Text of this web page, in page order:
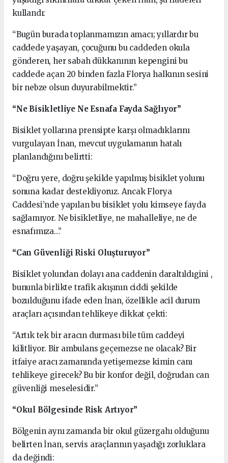
kullandı:
“Bugün burada toplanmamızın amacı; yıllardır bu
caddede yaşayan, çocuğunu bu caddeden okula
gönderen, her sabah dükkanının kepengini bu
caddede açan 20 binden fazla Florya halkının sesini
bir nebze olsun duyurabilmektir.”
“Ne Bisikletliye Ne Esnafa Fayda Sağlıyor”
Bisiklet yollarına prensipte karşı olmadıklarını
vurgulayan İnan, mevcut uygulamanın hatalı
planlandığını belirtti:
“Doğru yere, doğru şekilde yapılmış bisiklet yolunu
sonuna kadar destekliyoruz. Ancak Florya
Caddesi’nde yapılan bu bisiklet yolu kimseye fayda
sağlamıyor. Ne bisikletliye, ne mahalleliye, ne de
esnafımıza…”
“Can Güvenliği Riski Oluşturuyor”
Bisiklet yolundan dolayı ana caddenin daraltıldıgini ,
bununla birlikte trafik akışının ciddi şekilde
bozulduğunu ifade eden İnan, özellikle acil durum
araçları açısından tehlikeye dikkat çekti:
“Artık tek bir aracın durması bile tüm caddeyi
kilitliyor. Bir ambulans geçemezse ne olacak? Bir
itfaiye aracı zamanında yetişemezse kimin canı
tehlikeye girecek? Bu bir konfor değil, doğrudan can
güvenliği meselesidir.”
“Okul Bölgesinde Risk Artıyor”
Bölgenin aynı zamanda bir okul güzergahı olduğunu
belirten İnan, servis araçlarının yaşadığı zorluklara
da değindi: